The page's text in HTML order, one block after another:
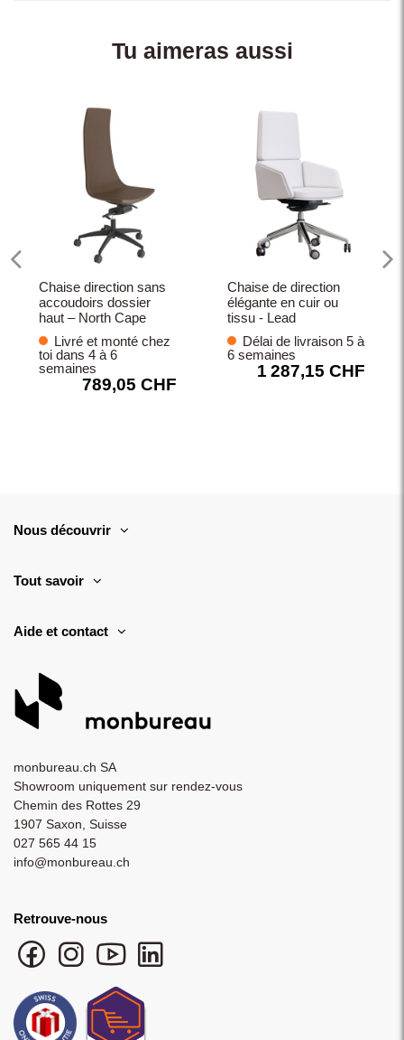
Tu aimeras aussi
Chaise direction sans
accoudoirs dossier
haut – North Cape
Livré et monté chez
toi dans 4 à 6
semaines
789,05 CHF
Chaise de direction
élégante en cuir ou
tissu - Lead
Délai de livraison 5 à
6 semaines
1 287,15 CHF
Nous découvrir
Tout savoir
Aide et contact
monbureau.ch SA
Showroom uniquement sur rendez-vous
Chemin des Rottes 29
1907 Saxon, Suisse
027 565 44 15
info@monbureau.ch
Retrouve-nous
Facebook monbureau
Instagram monbureau
YouTube monbureau